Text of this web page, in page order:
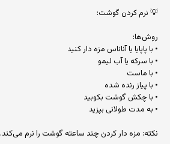
💡 نرم کردن گوشت:
روش‌ها:
• با پاپایا یا آناناس مزه دار کنید
• با سرکه یا آب لیمو
• با ماست
• با پیاز رنده شده
• با چکش گوشت بکوبید
• به مدت طولانی بپزید
نکته: مزه دار کردن چند ساعته گوشت را نرم می‌کند.